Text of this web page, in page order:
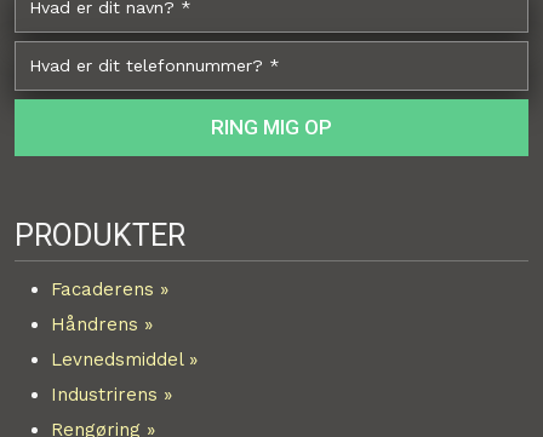
PRODUKTER
Facaderens »
Håndrens »
Levnedsmiddel »
Industrirens​ »
Rengøring »